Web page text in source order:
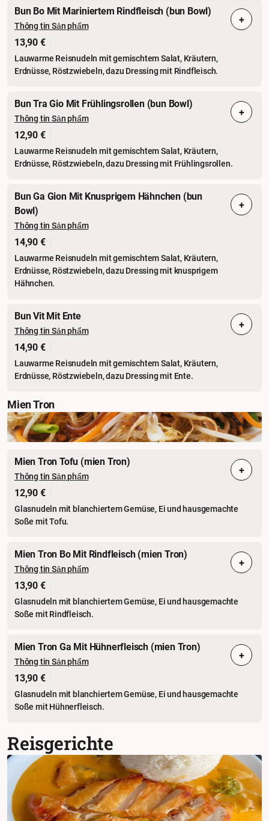
Bun Bo Mit Mariniertem Rindfleisch (bun Bowl)
Thông tin Sản phẩm
13,90 €
Lauwarme Reisnudeln mit gemischtem Salat, Kräutern,
Erdnüsse, Röstzwiebeln, dazu Dressing mit Rindfleisch.
+
Bun Tra Gio Mit Frühlingsrollen (bun Bowl)
Thông tin Sản phẩm
12,90 €
Lauwarme Reisnudeln mit gemischtem Salat, Kräutern,
Erdnüsse, Röstzwiebeln, dazu Dressing mit Frühlingsrollen.
+
Bun Ga Gion Mit Knusprigem Hähnchen (bun
Bowl)
Thông tin Sản phẩm
14,90 €
Lauwarme Reisnudeln mit gemischtem Salat, Kräutern,
Erdnüsse, Röstzwiebeln, dazu Dressing mit knusprigem
Hähnchen.
+
Bun Vit Mit Ente
Thông tin Sản phẩm
14,90 €
Lauwarme Reisnudeln mit gemischtem Salat, Kräutern,
Erdnüsse, Röstzwiebeln, dazu Dressing mit Ente.
+
Mien Tron
Mien Tron Tofu (mien Tron)
Thông tin Sản phẩm
12,90 €
Glasnudeln mit blanchiertem Gemüse, Ei und hausgemachte
Soße mit Tofu.
+
Mien Tron Bo Mit Rindfleisch (mien Tron)
Thông tin Sản phẩm
13,90 €
Glasnudeln mit blanchiertem Gemüse, Ei und hausgemachte
Soße mit Rindfleisch.
+
Mien Tron Ga Mit Hühnerfleisch (mien Tron)
Thông tin Sản phẩm
13,90 €
Glasnudeln mit blanchiertem Gemüse, Ei und hausgemachte
Soße mit Hühnerfleisch.
+
Reisgerichte